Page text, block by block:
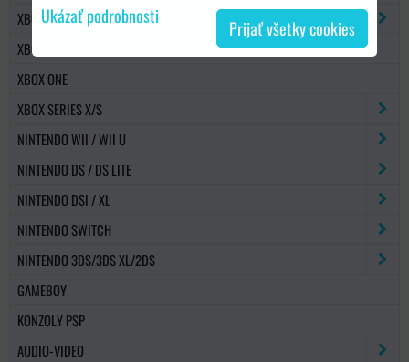
XBOX 360
XBOX 360 SLIM
XBOX ONE
XBOX SERIES X/S
NINTENDO WII / WII U
NINTENDO DS / DS LITE
NINTENDO DSI / XL
NINTENDO SWITCH
NINTENDO 3DS/3DS XL/2DS
GAMEBOY
KONZOLY PSP
AUDIO-VIDEO
Ukázať podrobnosti
Prijať všetky cookies